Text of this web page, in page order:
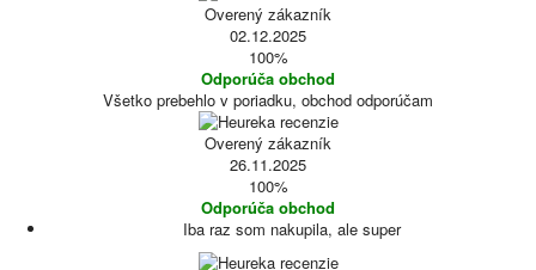
Overený zákazník
02.12.2025
100%
Odporúča obchod
Všetko prebehlo v poriadku, obchod odporúčam
Overený zákazník
26.11.2025
100%
Odporúča obchod
Iba raz som nakupila, ale super